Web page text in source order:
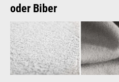
oder Biber